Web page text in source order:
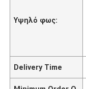
Υψηλό φως:
Delivery Time